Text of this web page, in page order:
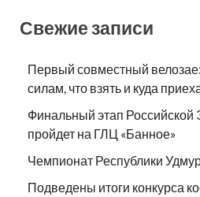
Свежие записи
Первый совместный
силам, что взять и куда
Финальный этап
пройдет на ГЛЦ «Банное»
Чемпионат Республики
Подведены итоги конкурса